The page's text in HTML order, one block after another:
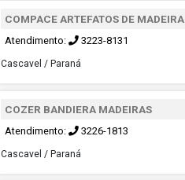
COMPACE ARTEFATOS DE MADEIRA
Atendimento: 3223-8131
Cascavel / Paraná
COZER BANDIERA MADEIRAS
Atendimento: 3226-1813
Cascavel / Paraná